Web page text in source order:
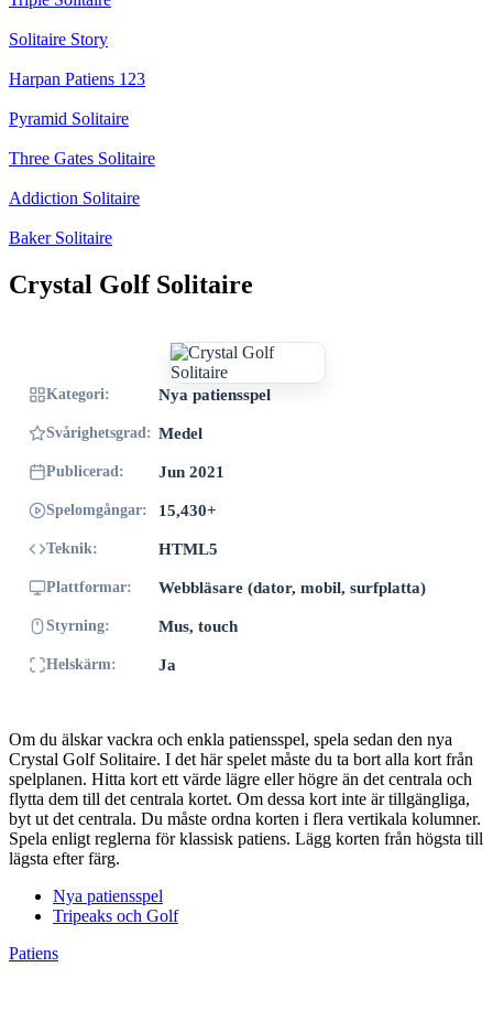
Solitaire Story
Harpan Patiens 123
Pyramid Solitaire
Three Gates Solitaire
Addiction Solitaire
Baker Solitaire
Crystal Golf Solitaire
Kategori: Nya patiensspel
Svårighetsgrad: Medel
Publicerad: Jun 2021
Spelomgångar: 15,430+
Teknik: HTML5
Plattformar: Webbläsare (dator, mobil, surfplatta)
Styrning: Mus, touch
Helskärm: Ja
Om du älskar vackra och enkla patiensspel, spela sedan den nya
Crystal Golf Solitaire. I det här spelet måste du ta bort alla kort från
spelplanen. Hitta kort ett värde lägre eller högre än det centrala och
flytta dem till det centrala kortet. Om dessa kort inte är tillgängliga,
byt ut det centrala. Du måste ordna korten i flera vertikala kolumner.
Spela enligt reglerna för klassisk patiens. Lägg korten från högsta till
lägsta efter färg.
Nya patiensspel
Tripeaks och Golf
Patiens